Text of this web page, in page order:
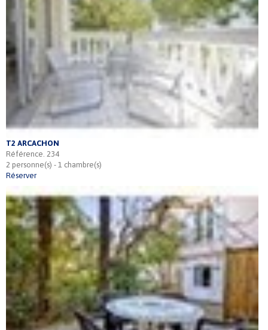
T2 ARCACHON
Référence. 234
2 personne(s) - 1 chambre(s)
Réserver